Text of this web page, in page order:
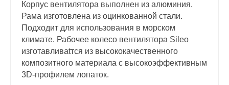
Корпус вентилятора выполнен из алюминия.
Рама изготовлена из оцинкованной стали.
Подходит для использования в морском
климате. Рабочее колесо вентилятора Sileo
изготавливаtтся из высококачественного
композитного материала с высокоэффективным
3D-профилем лопаток.